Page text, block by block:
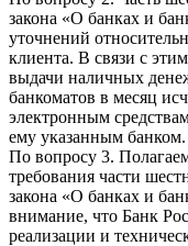
закона «О банках и
уточнений
клиента. В связи с
выдачи наличных
банкоматов в месяц
электронным
ему указанным банком.
По вопросу 3.
требования части
закона «О банках и
внимание, что Банк
реализации и